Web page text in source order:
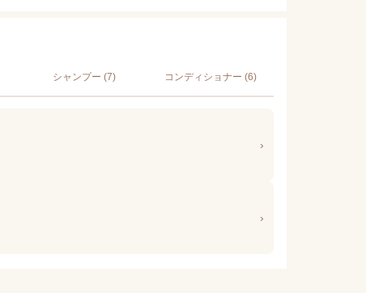
シャンプー (7) コンディショナー (6)
›
›